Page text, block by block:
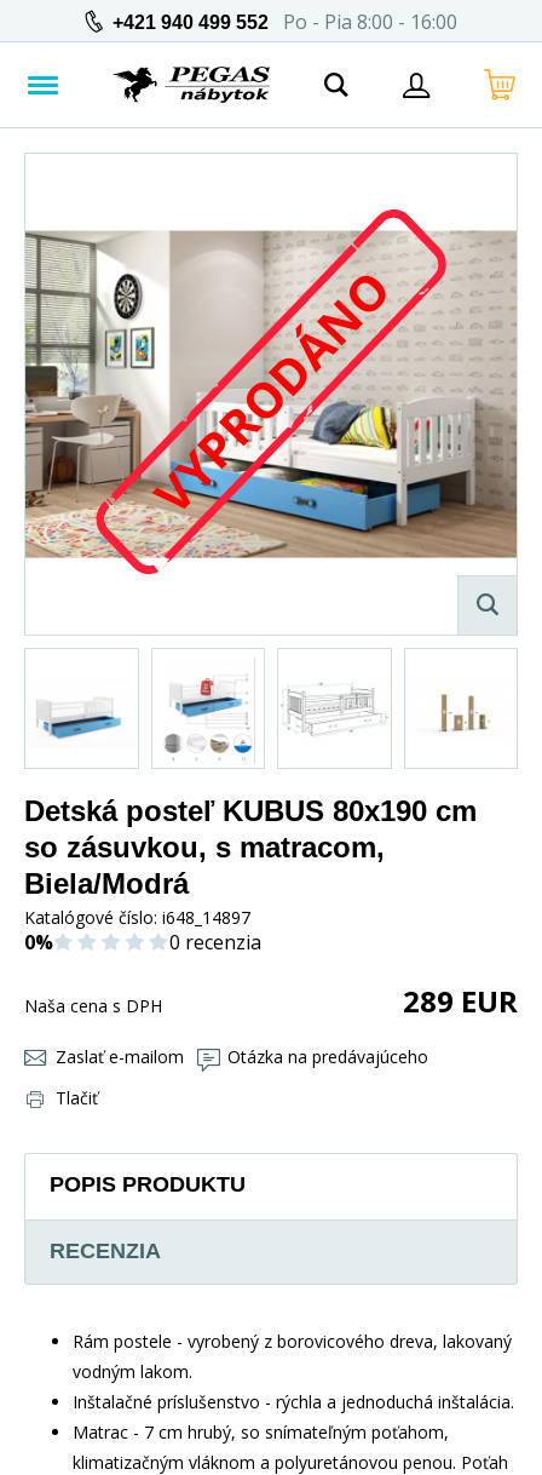
+421 940 499 552 Po - Pia 8:00 - 16:00
VYPRODÁNO
Detská posteľ KUBUS 80x190 cm
so zásuvkou, s matracom,
Biela/Modrá
Katalógové číslo: i648_14897
0% 0 recenzia
Naša cena s DPH 289 EUR
Zaslať e-mailom
Otázka na predávajúceho
Tlačiť
POPIS PRODUKTU
RECENZIA
Rám postele - vyrobený z borovicového dreva, lakovaný
vodným lakom.
Inštalačné príslušenstvo - rýchla a jednoduchá inštalácia.
Matrac - 7 cm hrubý, so snímateľným poťahom,
klimatizačným vláknom a polyuretánovou penou. Poťah